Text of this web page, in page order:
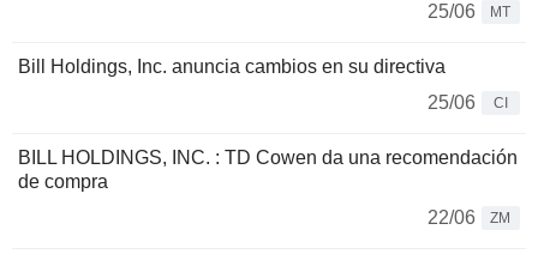
25/06
MT
Bill Holdings, Inc. anuncia cambios en su directiva
25/06
CI
BILL HOLDINGS, INC. : TD Cowen da una recomendación
de compra
22/06
ZM